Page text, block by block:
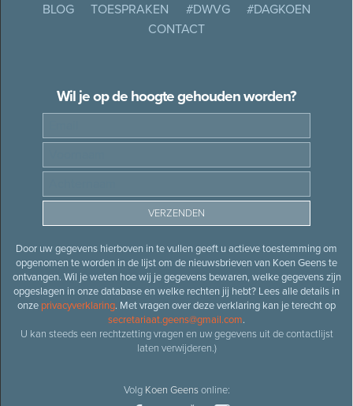
BLOG
TOESPRAKEN #DWVG
#DAGKOEN
CONTACT
Wil je op de hoogte gehouden worden?
Door uw gegevens hierboven in te vullen geeft u actieve toestemming om
opgenomen te worden in de lijst om de nieuwsbrieven van Koen Geens te
ontvangen. Wil je weten hoe wij je gegevens bewaren, welke gegevens zijn
opgeslagen in onze database en welke rechten jij hebt? Lees alle details in
onze privacyverklaring. Met vragen over deze verklaring kan je terecht op
secretariaat.geens@gmail.com.
U kan steeds een rechtzetting vragen en uw gegevens uit de contactlijst
laten verwijderen.)
Volg Koen Geensonline: